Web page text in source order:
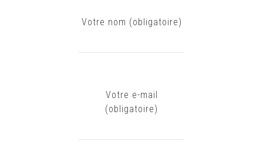
Votre nom (obligatoire)
Votre e-mail
(obligatoire)